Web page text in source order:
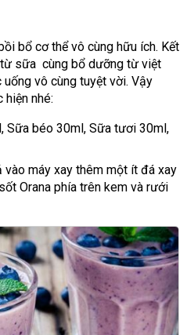
bổ cơ thể vô cùng hữu ích. Kết
sữa cùng bổ dưỡng từ việt
vô cùng tuyệt vời. Vậy
hiện nhé:
Sữa béo 30ml, Sữa tươi 30ml,
vào máy xay thêm một ít đá xay
Orana phía trên kem và rưới